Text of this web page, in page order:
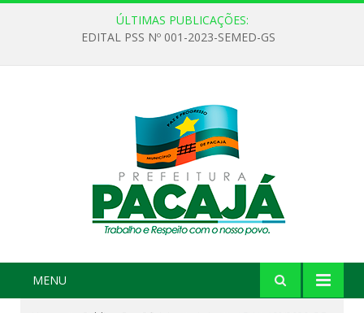
ÚLTIMAS PUBLICAÇÕES:
EDITAL PSS Nº 001-2023-SEMED-GS
MENU